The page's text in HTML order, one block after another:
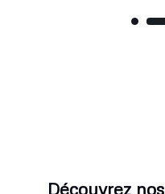
Découvrez